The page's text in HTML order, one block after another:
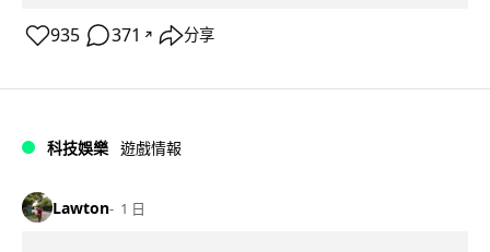
935 371 ↗ 分享
科技娛樂 遊戲情報
Lawton 1 日